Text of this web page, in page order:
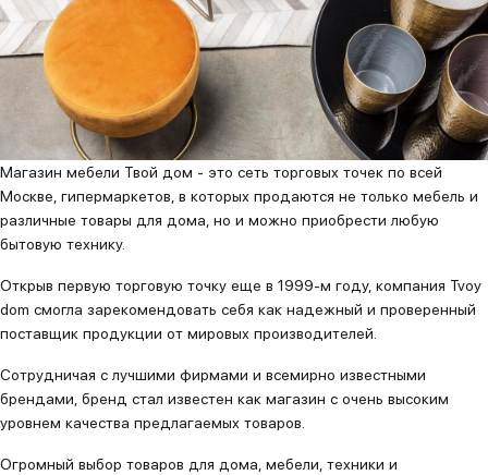
Магазин мебели Твой дом - это сеть торговых точек по всей
Москве, гипермаркетов, в которых продаются не только мебель и
различные товары для дома, но и можно приобрести любую
бытовую технику.
Открыв первую торговую точку еще в 1999-м году, компания Tvoy
dom смогла зарекомендовать себя как надежный и проверенный
поставщик продукции от мировых производителей.
Сотрудничая с лучшими фирмами и всемирно известными
брендами, бренд стал известен как магазин с очень высоким
уровнем качества предлагаемых товаров.
Огромный выбор товаров для дома, мебели, техники и